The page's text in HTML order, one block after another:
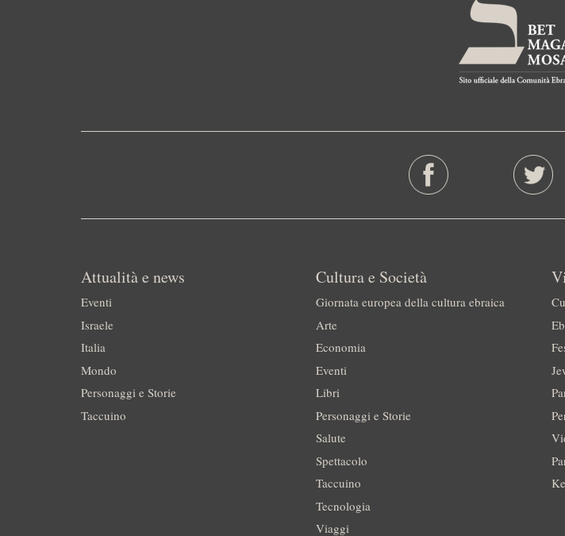
Attualità e news
Eventi
Israele
Italia
Mondo
Personaggi e Storie
Taccuino
Cultura e Società
Giornata europea della cultura ebraica
Arte
Economia
Eventi
Libri
Personaggi e Storie
Salute
Spettacolo
Taccuino
Tecnologia
Viaggi